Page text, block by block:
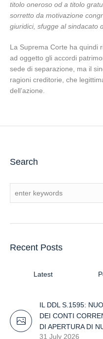
titolo oneroso od a titolo
sorretto da motivazione
giuridici, sfugge al sindacato
La Suprema Corte ha quindi
ad oggetto gli accordi
sede di separazione, ma il
ragioni creditorie, che
dell’azione.
Search
Recent Posts
Latest
IL DDL S.1595:
DEI CONTI
DI APERTURA DI
31 July 2026